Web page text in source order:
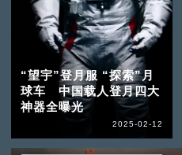
“望宇”登月服 “探索”月
球车 中国载人登月四大
神器全曝光
2025-02-12